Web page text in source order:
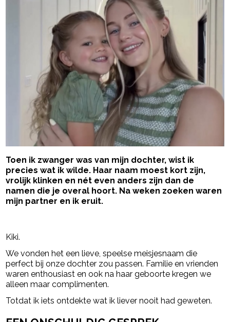
Toen ik zwanger was van mijn dochter, wist ik
precies wat ik wilde. Haar naam moest kort zijn,
vrolijk klinken en nét even anders zijn dan de
namen die je overal hoort. Na weken zoeken waren
mijn partner en ik eruit.
Kiki.
We vonden het een lieve, speelse meisjesnaam die
perfect bij onze dochter zou passen. Familie en vrienden
waren enthousiast en ook na haar geboorte kregen we
alleen maar complimenten.
Totdat ik iets ontdekte wat ik liever nooit had geweten.